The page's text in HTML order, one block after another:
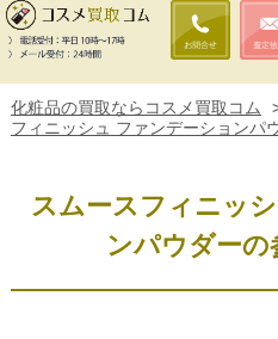
化粧品の買取ならコスメ買取コム
フィニッシュ ファンデーションパ
スムースフィニッ
ンパウダーの